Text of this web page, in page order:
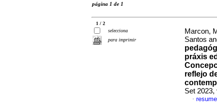
página 1 de 1
1 / 2
selecciona
para imprimir
Marcon,
Santos
práxis
reflejo
Set 2023,
·